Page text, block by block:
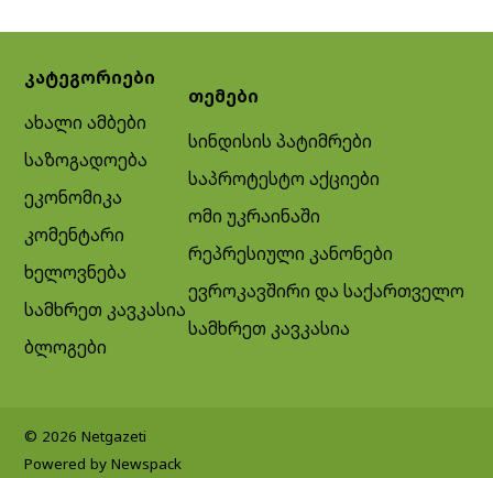
კატეგორიები
ახალი ამბები
საზოგადოება
ეკონომიკა
კომენტარი
ხელოვნება
სამხრეთ კავკასია
ბლოგები
თემები
სინდისის პატიმრები
საპროტესტო აქციები
ომი უკრაინაში
რეპრესიული კანონები
ევროკავშირი და საქართველო
სამხრეთ კავკასია
© 2026 Netgazeti
Powered by Newspack